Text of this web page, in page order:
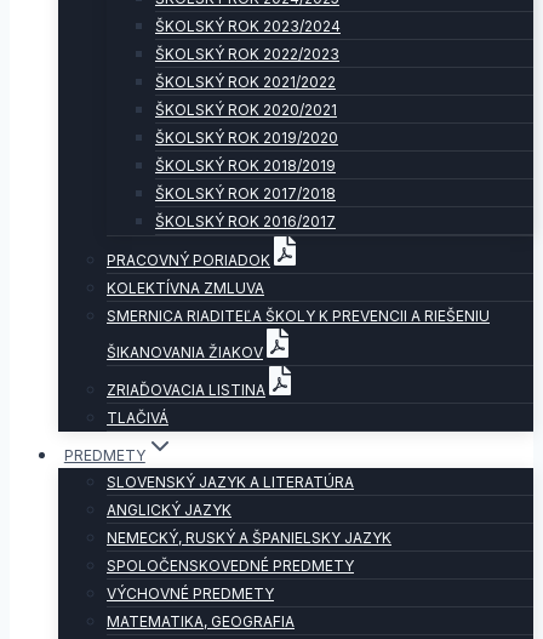
ŠKOLSKÝ ROK 2023/2024
ŠKOLSKÝ ROK 2022/2023
ŠKOLSKÝ ROK 2021/2022
ŠKOLSKÝ ROK 2020/2021
ŠKOLSKÝ ROK 2019/2020
ŠKOLSKÝ ROK 2018/2019
ŠKOLSKÝ ROK 2017/2018
ŠKOLSKÝ ROK 2016/2017
PRACOVNÝ PORIADOK
KOLEKTÍVNA ZMLUVA
SMERNICA RIADITEĽA ŠKOLY K PREVENCII A RIEŠENIU
ŠIKANOVANIA ŽIAKOV
ZRIAĎOVACIA LISTINA
TLAČIVÁ
PREDMETY
SLOVENSKÝ JAZYK A LITERATÚRA
ANGLICKÝ JAZYK
NEMECKÝ, RUSKÝ A ŠPANIELSKY JAZYK
SPOLOČENSKOVEDNÉ PREDMETY
VÝCHOVNÉ PREDMETY
MATEMATIKA, GEOGRAFIA